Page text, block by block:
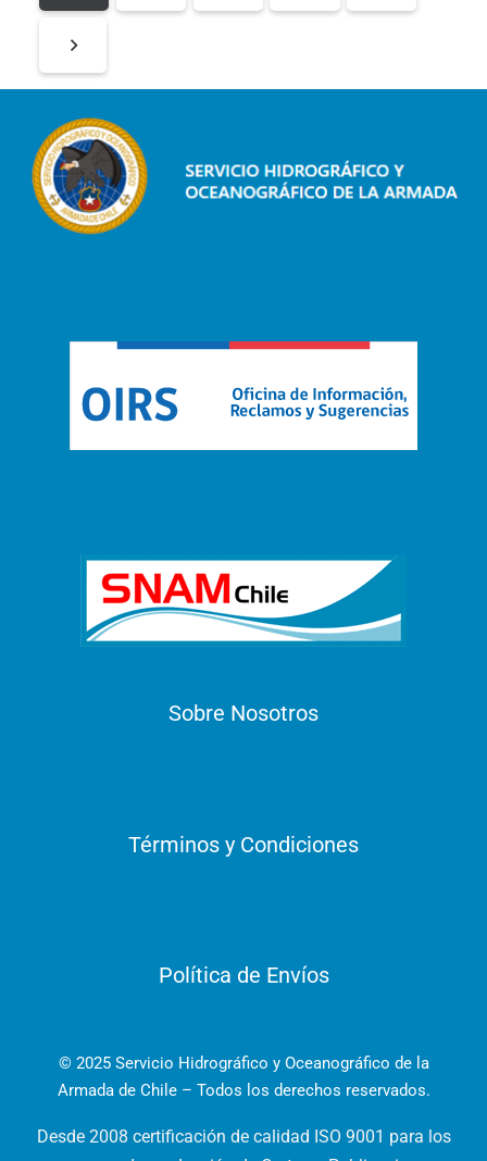
Sobre Nosotros
Términos y Condiciones
Política de Envíos
© 2025 Servicio Hidrográfico y Oceanográfico de la
Armada de Chile – Todos los derechos reservados.
Desde 2008 certificación de calidad ISO 9001 para los